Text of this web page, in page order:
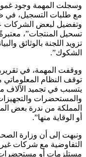
وسجلت المهمة وجود
مع طلبات التسجيل، في
وتفضيل لبعض
تسحيل المنتجات”،
تزويد اللجنة بالوثائق
الشكوك”.
ووقفت المهمة، في
يتسبب في تجميد الآلاف
والمستحضرات
المملكة من ندرة بعض
أو الوقاية منها”.
ونبهت إلى أن وزارة
التفاوضية مع شركات غير
مستلزمات أو